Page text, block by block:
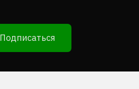
Подписаться